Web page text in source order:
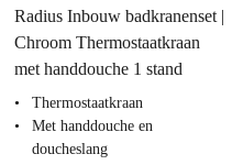
Radius Inbouw badkranenset |
Chroom Thermostaatkraan
met handdouche 1 stand
Thermostaatkraan
Met handdouche en
doucheslang